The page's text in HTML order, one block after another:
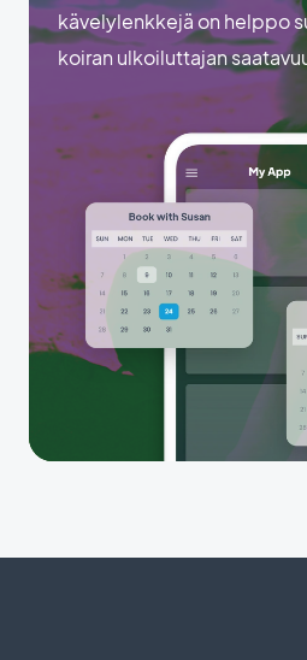
kävelylenkkejä on helppo
koiran ulkoiluttajan